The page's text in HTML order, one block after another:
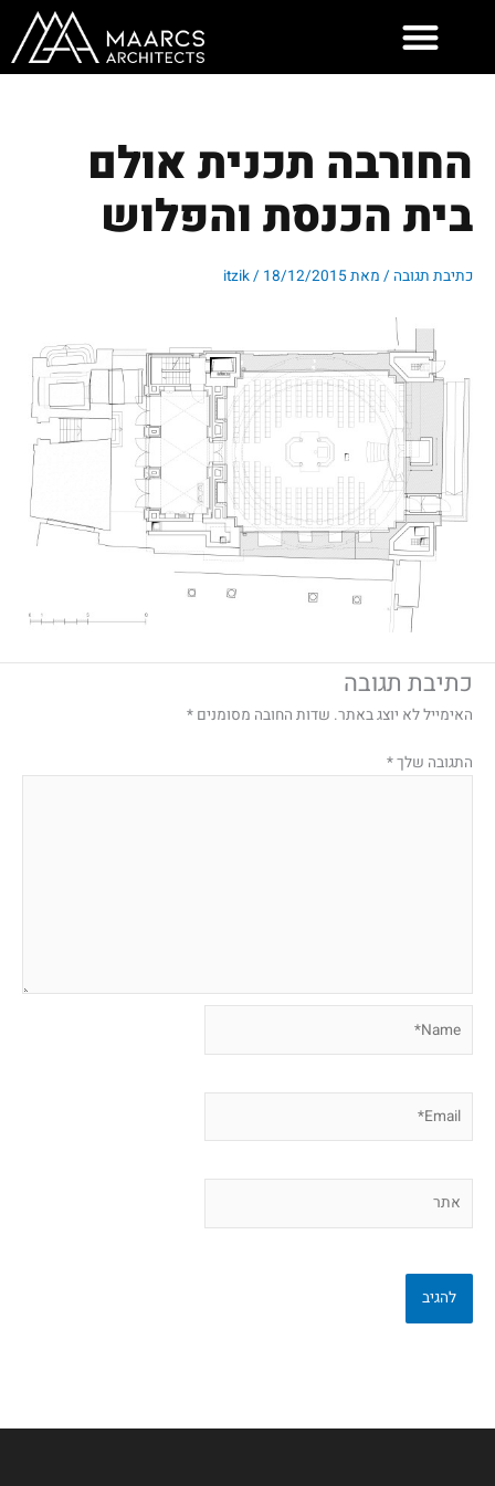
החורבה תכנית אולם
בית הכנסת והפלוש
כתיבת תגובה / מאת itzik/ 18/12/2015
כתיבת תגובה
האימייל לא יוצג באתר. שדות החובה מסומנים *
התגובה שלך*